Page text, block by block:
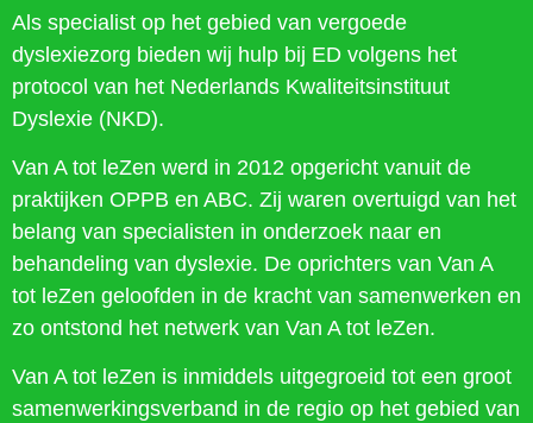
Als specialist op het gebied van vergoede
dyslexiezorg bieden wij hulp bij ED volgens het
protocol van het Nederlands Kwaliteitsinstituut
Dyslexie (NKD).
Van A tot leZen werd in 2012 opgericht vanuit de
praktijken OPPB en ABC. Zij waren overtuigd van het
belang van specialisten in onderzoek naar en
behandeling van dyslexie. De oprichters van Van A
tot leZen geloofden in de kracht van samenwerken en
zo ontstond het netwerk van Van A tot leZen.
Van A tot leZen is inmiddels uitgegroeid tot een groot
samenwerkingsverband in de regio op het gebied van